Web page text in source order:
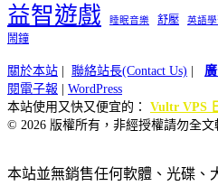
益智遊戲 睡眠音樂 舒壓 英語學
鬧鐘
關於本站 聯絡站長(Contact Us)
閱電子報
WordPress
本站使用又快又便宜的： Vultr VPS
© 2026 版權所有，非經授權請勿全文
本站並無銷售任何軟體、光碟、